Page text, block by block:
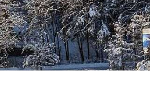
ACTIF & SPECIALS
HIVER